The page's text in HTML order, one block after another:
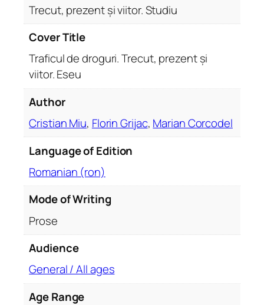
r
e
i
r
Trecut, prezent și viitor. Studiu
Cover Title
Traficul de droguri. Trecut, prezent și
viitor. Eseu
Author
Cristian Miu, Florin Grijac, Marian Corcodel
Language of Edition
Romanian (ron)
Mode of Writing
Prose
Audience
General / All ages
Age Range